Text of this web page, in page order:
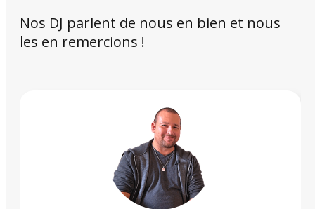
Nos DJ parlent de nous en bien et nous
les en remercions !